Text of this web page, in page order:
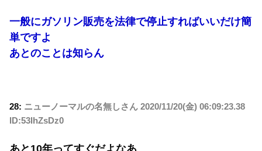
一般にガソリン販売を法律で停止すればいいだけ簡
単ですよ
あとのことは知らん
28: ニューノーマルの名無しさん 2020/11/20(金) 06:09:23.38
ID:53IhZsDz0
あと10年ってすぐだよなあ